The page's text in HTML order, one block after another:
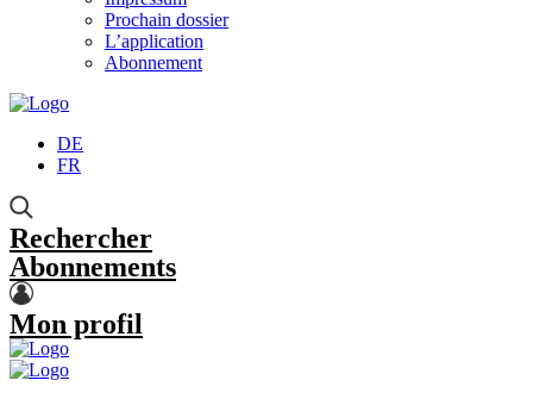
Prochain dossier
L’application
Abonnement
DE
FR
Rechercher
Abonnements
Mon profil